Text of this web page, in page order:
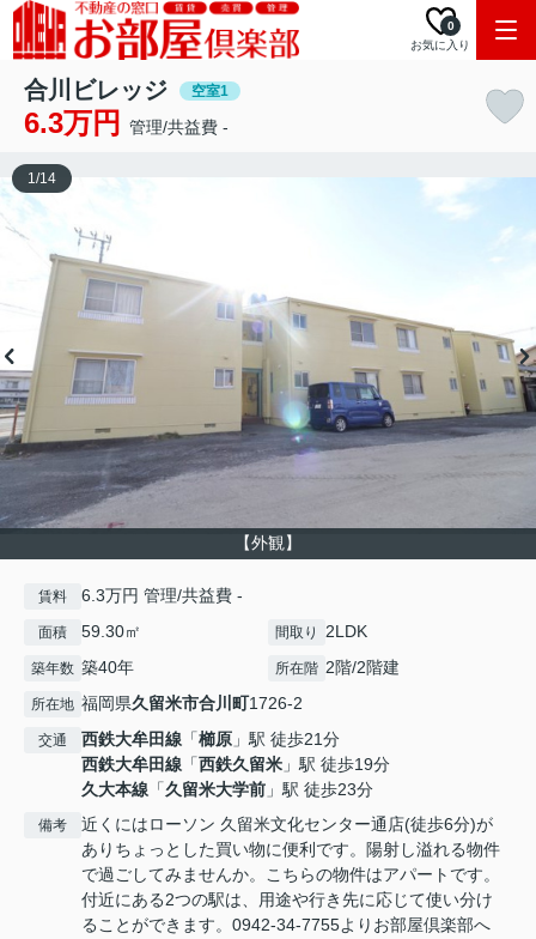
お気に入り
0
合川ビレッジ 空室1
6.3万円 管理/共益費 -
【外観】
1/14
賃料 6.3万円 管理/共益費 -
面積 59.30㎡ 間取り 2LDK
築年数 築40年 所在階 2階/2階建
所在地 福岡県久留米市合川町1726-2
交通 西鉄大牟田線 「櫛原 」駅 徒歩21分
西鉄大牟田線 「西鉄久留米 」駅 徒歩19分
久大本線 「久留米大学前 」駅 徒歩23分
備考
近くにはローソン 久留米文化センター通店(徒歩6分)が
ありちょっとした買い物に便利です。陽射し溢れる物件
で過ごしてみませんか。こちらの物件はアパートです。
付近にある2つの駅は、用途や行き先に応じて使い分け
ることができます。0942-34-7755よりお部屋倶楽部へ